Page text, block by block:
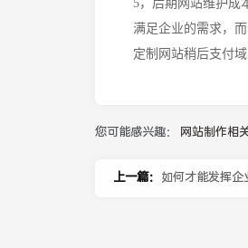
5，后期网站维护成
满足企业的需求，
定制网站稍后支付域
您可能感兴趣： 网站制作相
上一篇： 如何才能发挥